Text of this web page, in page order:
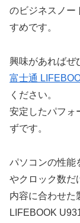
のビジネスノー
すめです。
興味があればぜ
富士通
ください。
安定したパフォ
ずです。
パソコンの性能
やクロック数だ
内容に合わせた
LIFEBOOK